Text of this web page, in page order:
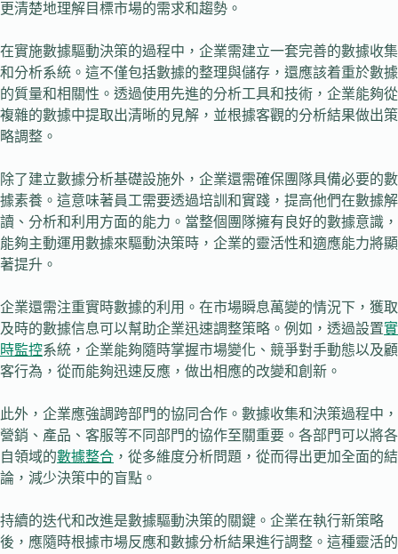
更清楚地理解目標市場的需求和趨勢。
在實施數據驅動決策的過程中，企業需建立一套完善的數據收集
和分析系統。這不僅包括數據的整理與儲存，還應該着重於數據
的質量和相關性。透過使用先進的分析工具和技術，企業能夠從
複雜的數據中提取出清晰的見解，並根據客觀的分析結果做出策
略調整。
除了建立數據分析基礎設施外，企業還需確保團隊具備必要的數
據素養。這意味著員工需要透過培訓和實踐，提高他們在數據解
讀、分析和利用方面的能力。當整個團隊擁有良好的數據意識，
能夠主動運用數據來驅動決策時，企業的靈活性和適應能力將顯
著提升。
企業還需注重實時數據的利用。在市場瞬息萬變的情況下，獲取
及時的數據信息可以幫助企業迅速調整策略。例如，透過設置實
時監控系統，企業能夠隨時掌握市場變化、競爭對手動態以及顧
客行為，從而能夠迅速反應，做出相應的改變和創新。
此外，企業應強調跨部門的協同合作。數據收集和決策過程中，
營銷、產品、客服等不同部門的協作至關重要。各部門可以將各
自領域的數據整合 ，從多維度分析問題，從而得出更加全面的結
論，減少決策中的盲點。
持續的迭代和改進是數據驅動決策的關鍵。企業在執行新策略
後，應隨時根據市場反應和數據分析結果進行調整。這種靈活的